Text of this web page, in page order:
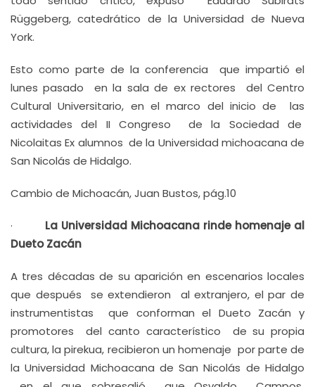
Rüggeberg, catedrático de la Universidad de Nueva
York.
Esto como parte de la conferencia que impartió el
lunes pasado en la sala de ex rectores del Centro
Cultural Universitario, en el marco del inicio de las
actividades del II Congreso de la Sociedad de
Nicolaitas Ex alumnos de la Universidad michoacana de
San Nicolás de Hidalgo.
Cambio de Michoacán, Juan Bustos, pág.10
· La Universidad Michoacana rinde homenaje al
Dueto Zacán
A tres décadas de su aparición en escenarios locales
que después se extendieron al extranjero, el par de
instrumentistas que conforman el Dueto Zacán y
promotores del canto característico de su propia
cultura, la pirekua, recibieron un homenaje por parte de
la Universidad Michoacana de San Nicolás de Hidalgo